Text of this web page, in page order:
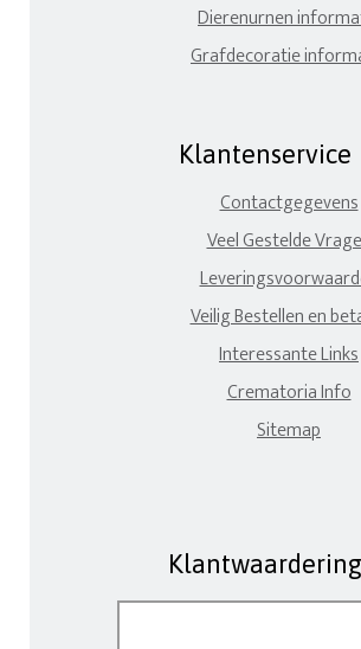
Dierenurnen
Grafdecoratie
Klantenservice
Contactgegevens
Veel Gestelde
Veilig Bestellen en
Interessante Links
Crematoria Info
Sitemap
Klantwaardering